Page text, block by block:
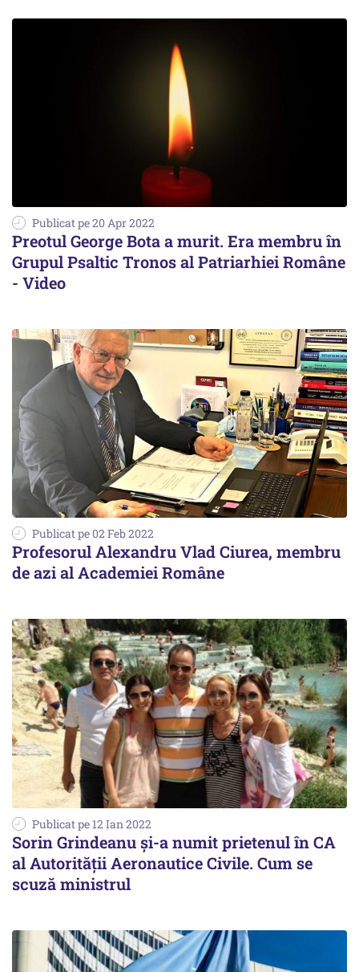
Publicat pe 20 Apr 2022
Preotul George Bota a murit. Era membru în
Grupul Psaltic Tronos al Patriarhiei Române
- Video
Publicat pe 02 Feb 2022
Profesorul Alexandru Vlad Ciurea, membru
de azi al Academiei Române
Publicat pe 12 Ian 2022
Sorin Grindeanu și-a numit prietenul în CA
al Autorităţii Aeronautice Civile. Cum se
scuză ministrul